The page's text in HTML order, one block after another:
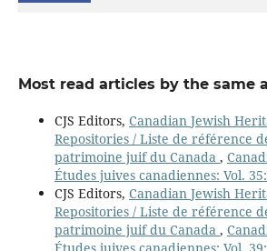
Most read articles by the same
CJS Editors, Canadian Jewish
Repositories / Liste de référence
patrimoine juif du Canada ,
Études juives canadiennes: Vol.
CJS Editors, Canadian Jewish
Repositories / Liste de référence
patrimoine juif du Canada ,